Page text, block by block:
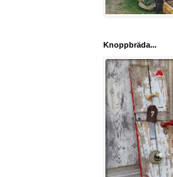
Knoppbräda...